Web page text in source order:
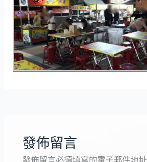
發佈留言
發佈留言必須填寫的電子郵件地